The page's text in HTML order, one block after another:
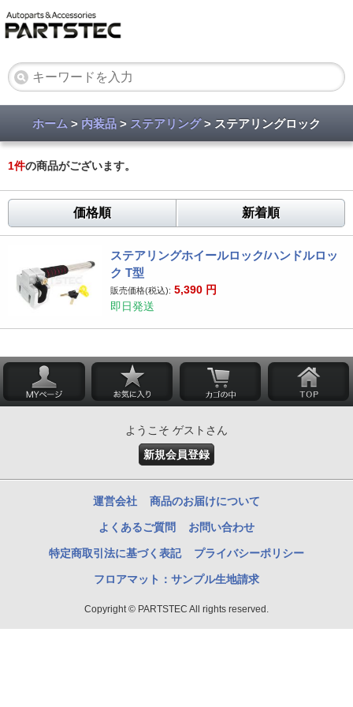
ホーム > 内装品 > ステアリング> ステアリングロック
1件の商品がございます。
価格順 新着順
ステアリングホイールロック/ハンドルロッ
ク T型
販売価格(税込): 5,390 円
即日発送
ようこそ ゲストさん
新規会員登録
運営会社 商品のお届けについて
よくあるご質問 お問い合わせ
特定商取引法に基づく表記 プライバシーポリシー
フロアマット：サンプル生地請求
Copyright © PARTSTEC All rights reserved.